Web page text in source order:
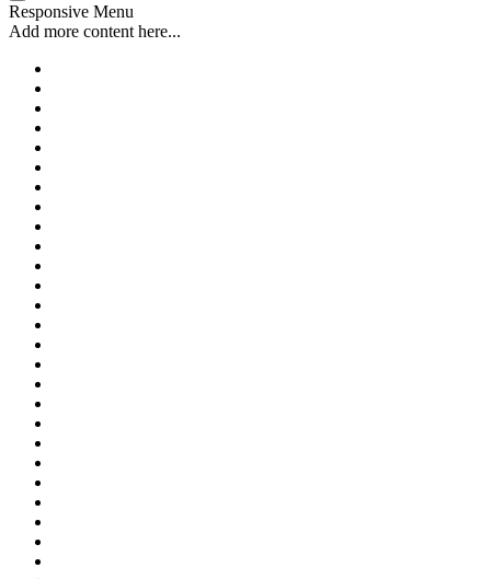
Responsive Menu
Add more content here...